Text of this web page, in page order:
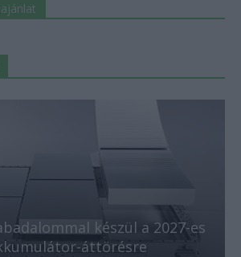
készül a 2027-es
áttörésre